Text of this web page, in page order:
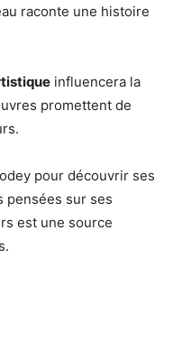
raconte une histoire
influencera la
promettent de
pour découvrir ses
pensées sur ses
est une source